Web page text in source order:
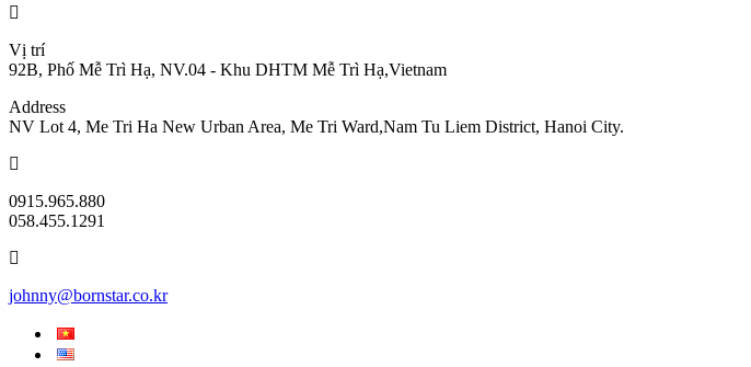
Vị trí
92B, Phố Mễ Trì Hạ, NV.04 - Khu DHTM Mễ Trì Hạ,Vietnam
Address
NV Lot 4, Me Tri Ha New Urban Area, Me Tri Ward,Nam Tu Liem District, Hanoi City.
0915.965.880
058.455.1291
johnny@bornstar.co.kr